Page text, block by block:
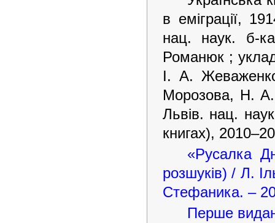
в еміграції,
нац. наук. б-
Романюк ;
І. А.
Морозова, Н.
Львів. нац.
книгах),
«Русалка
розшуків) / Л.
Стефаника. –
Перше